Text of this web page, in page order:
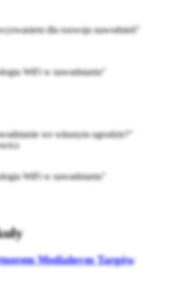
dla rozwoju nawodnień"
WiFi w nawadnianiu"
we własnym ogrodzie?"
WiFi w nawadnianiu"
Medialnym Targów